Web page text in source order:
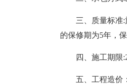
三、质量标准
的保修期为5年，
四、施工期限
五、工程造价